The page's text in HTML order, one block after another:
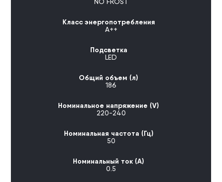
NO FROST
Класс энергопотребления
А++
Подсветка
LED
Общий объем (л)
186
Номинальное напряжение (V)
220-240
Номинальная частота (Гц)
50
Номинальный ток (А)
0.5